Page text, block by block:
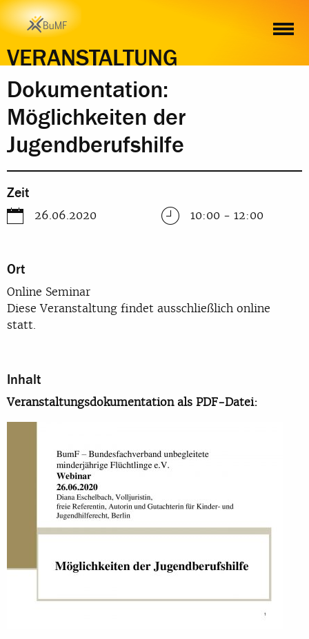
VERANSTALTUNG
ZEIT ORT
Dokumentation:
Möglichkeiten der
Jugendberufshilfe
Zeit
26.06.2020 10:00 - 12:00
Ort
Online Seminar
Diese Veranstaltung findet ausschließlich online
statt.
Inhalt
Veranstaltungsdokumentation als PDF-Datei: